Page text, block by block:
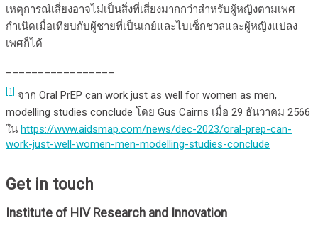
เหตุการณ์เสี่ยงอาจไม่เป็นสิ่งที่เสี่ยงมากกว่าสำหรับผู้หญิงตามเพศ
กำเนิดเมื่อเทียบกับผู้ชายที่เป็นเกย์และไบเซ็กชวลและผู้หญิงแปลง
เพศก็ได้
[1]
จาก Oral PrEP can work just as well for women as men,
modelling studies conclude โดย Gus Cairns เมื่อ 29 ธันวาคม 2566
ใน https://www.aidsmap.com/news/dec-2023/oral-prep-can-
work-just-well-women-men-modelling-studies-conclude
Get in touch
Institute of HIV Research and Innovation